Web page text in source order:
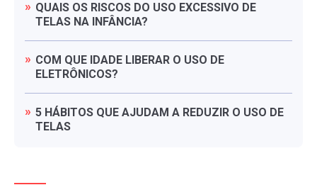
QUAIS OS RISCOS DO USO EXCESSIVO DE
TELAS NA INFÂNCIA?
COM QUE IDADE LIBERAR O USO DE
ELETRÔNICOS?
5 HÁBITOS QUE AJUDAM A REDUZIR O USO DE
TELAS